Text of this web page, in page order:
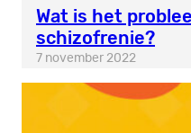
Wat is het
schizofrenie?
7 november 2022